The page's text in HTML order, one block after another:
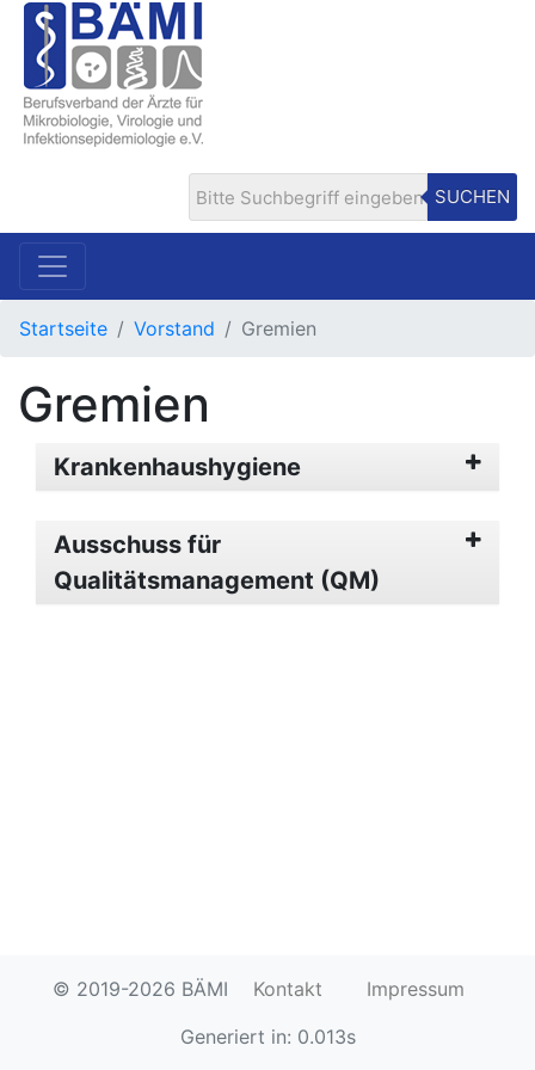
SUCHEN
Startseite Vorstand Gremien
Gremien
Krankenhaushygiene
Ausschuss für
Qualitätsmanagement (QM)
© 2019-2026 BÄMI Kontakt
Impressum
Generiert in: 0.013s